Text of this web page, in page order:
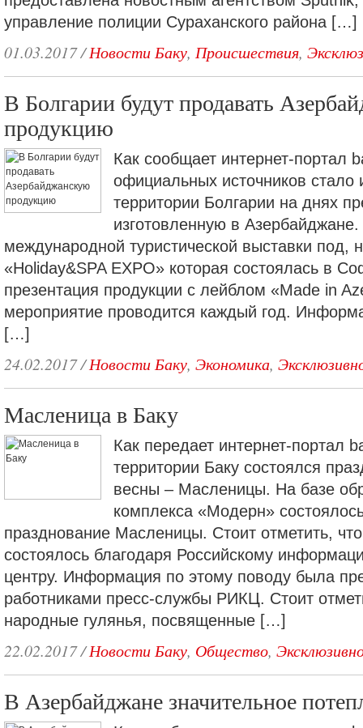
управление полиции Сураханского района […]
01.03.2017/Новости Баку, Происшествия,
В Болгарии будут продавать
продукцию
Как сообщает интернет-портал
официальных источников стало
территории Болгарии на днях
изготовленную в
международной туристической выставки под,
«Holiday&SPA EXPO» которая состоялась в
презентация продукции с лейблом «Made in
мероприятие проводится каждый год.
[…]
24.02.2017/Новости Баку, Экономика,
Масленица в Баку
Как передает интернет-портал
территории Баку состоялся
весны – Масленицы. На базе
комплекса «Модерн»
празднование Масленицы. Стоит отметить,
состоялось благодаря Российскому
центру. Информация по этому поводу была
работниками пресс-службы РИКЦ. Стоит
народные гулянья, посвященные […]
22.02.2017/Новости Баку, Общество,
В Азербайджане значительное